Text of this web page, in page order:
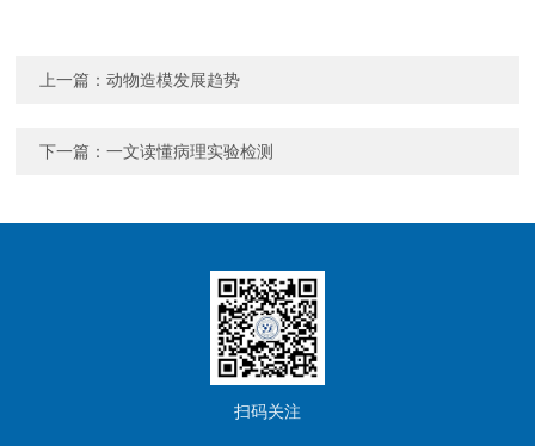
上一篇：动物造模发展趋势
下一篇：一文读懂病理实验检测
扫码关注